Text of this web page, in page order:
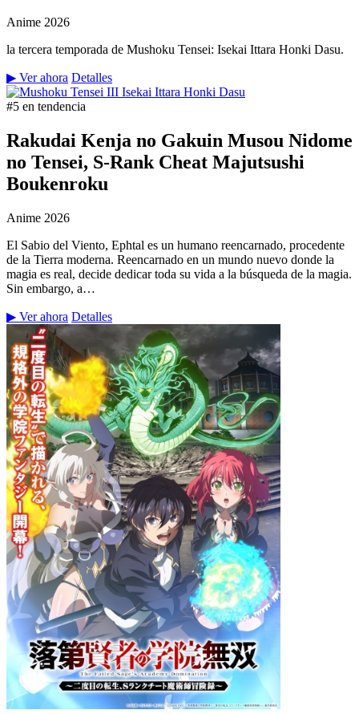
Anime 2026
la tercera temporada de Mushoku Tensei: Isekai Ittara Honki Dasu.
▶ Ver ahora Detalles
#5 en tendencia
Rakudai Kenja no Gakuin Musou Nidome
no Tensei, S-Rank Cheat Majutsushi
Boukenroku
Anime 2026
El Sabio del Viento, Ephtal es un humano reencarnado, procedente
de la Tierra moderna. Reencarnado en un mundo nuevo donde la
magia es real, decide dedicar toda su vida a la búsqueda de la magia.
Sin embargo, a…
▶ Ver ahora Detalles